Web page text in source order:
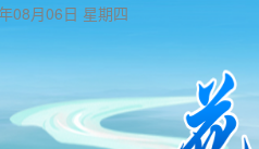
08月06日 星期四